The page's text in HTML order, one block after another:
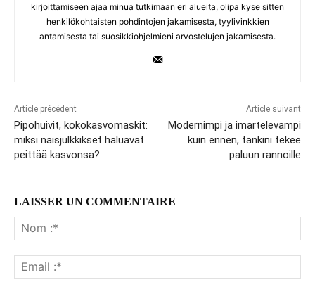
kirjoittamiseen ajaa minua tutkimaan eri alueita, olipa kyse sitten
henkilökohtaisten pohdintojen jakamisesta, tyylivinkkien
antamisesta tai suosikkiohjelmieni arvostelujen jakamisesta.
Article précédent
Pipohuivit, kokokasvomaskit:
miksi naisjulkkikset haluavat
peittää kasvonsa?
Article suivant
Modernimpi ja imartelevampi
kuin ennen, tankini tekee
paluun rannoille
LAISSER UN COMMENTAIRE
:*
:*